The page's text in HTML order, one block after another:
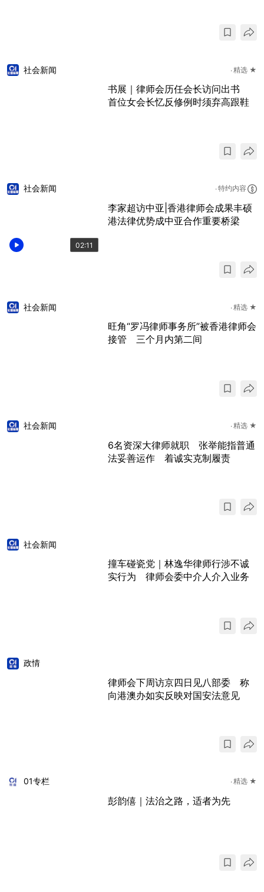
社会新闻 精选 ★
书展｜律师会历任会长访问出书
首位女会长忆反修例时须弃高跟鞋
02:11
社会新闻 特约内容
李家超访中亚|香港律师会成果丰硕
港法律优势成中亚合作重要桥梁
社会新闻 精选 ★
旺角“罗冯律师事务所”被香港律师会
接管 三个月内第二间
社会新闻 精选 ★
6名资深大律师就职 张举能指普通
法妥善运作 着诚实克制履责
社会新闻
撞车碰瓷党｜林逸华律师行涉不诚
实行为 律师会委中介人介入业务
政情
律师会下周访京四日见八部委 称
向港澳办如实反映对国安法意见
01专栏 精选 ★
彭韵僖｜法治之路，适者为先